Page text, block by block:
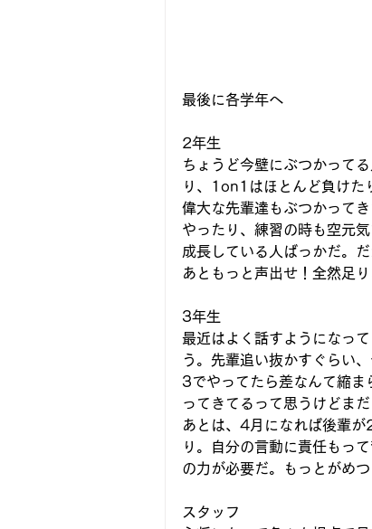
最後に各学年へ
2年生
ちょうど今壁にぶつかって
り、1on1はほとんど負けた
偉大な先輩達もぶつかって
やったり、練習の時も空元
成長している人ばっかだ。
あともっと声出せ！全然足り
3年生
最近はよく話すようになっ
う。先輩追い抜かすぐらい
3でやってたら差なんて縮ま
ってきてるって思うけどまだ
あとは、4月になれば後輩
り。自分の言動に責任もっ
の力が必要だ。もっとがめつ
スタッフ